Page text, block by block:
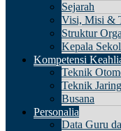
Sejarah
Visi, Misi &
Struktur
Kepala
Kompetensi
Teknik
Teknik
Busana
Personalia
Data Guru